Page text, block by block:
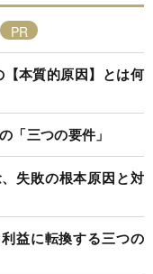
本質的原因】とは何
「三つの要件」
失敗の根本原因と対
益に転換する三つの